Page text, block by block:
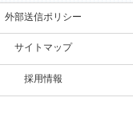
外部送信ポリシー
サイトマップ
採用情報